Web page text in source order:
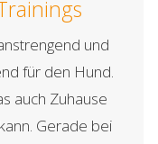
und
für den Hund.
auch Zuhause
Gerade bei